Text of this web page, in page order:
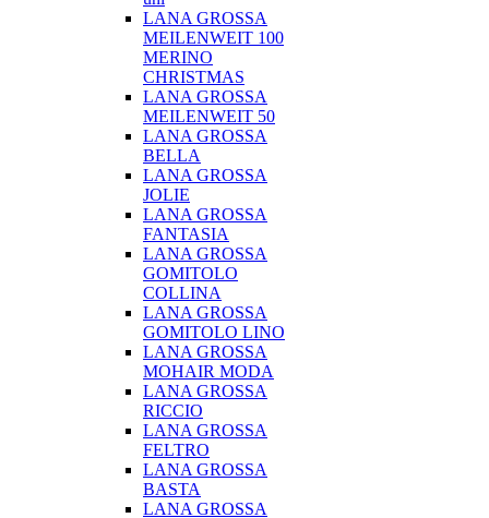
LANA GROSSA
MEILENWEIT 100
MERINO
CHRISTMAS
LANA GROSSA
MEILENWEIT 50
LANA GROSSA
BELLA
LANA GROSSA
JOLIE
LANA GROSSA
FANTASIA
LANA GROSSA
GOMITOLO
COLLINA
LANA GROSSA
GOMITOLO LINO
LANA GROSSA
MOHAIR MODA
LANA GROSSA
RICCIO
LANA GROSSA
FELTRO
LANA GROSSA
BASTA
LANA GROSSA